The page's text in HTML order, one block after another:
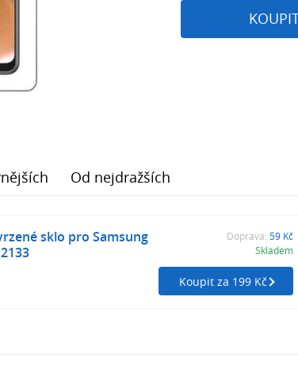
Od nejdražších
sklo pro Samsung
Doprava: 59 Kč
Skladem
Koupit za 199 Kč